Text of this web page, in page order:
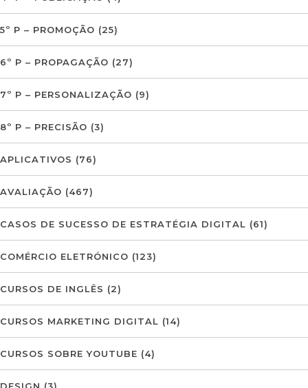
5º P – PROMOÇÃO (25)
6º P – PROPAGAÇÃO (27)
7º P – PERSONALIZAÇÃO (9)
8º P – PRECISÃO (3)
APLICATIVOS (76)
AVALIAÇÃO (467)
CASOS DE SUCESSO DE ESTRATÉGIA DIGITAL (61)
COMÉRCIO ELETRÓNICO (123)
CURSOS DE INGLÊS (2)
CURSOS MARKETING DIGITAL (14)
CURSOS SOBRE YOUTUBE (4)